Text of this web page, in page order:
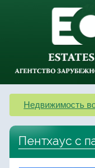
Недвижимость
Пентхаус с